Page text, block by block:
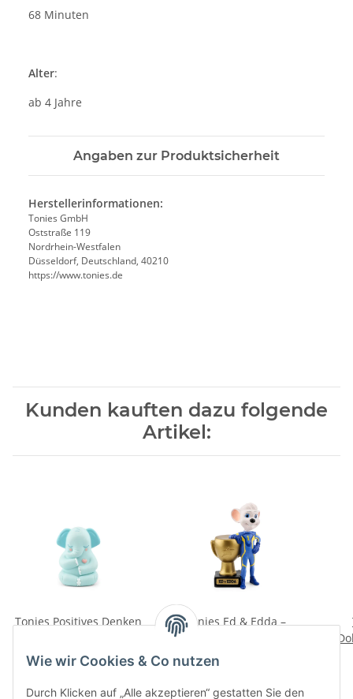
Wie wir Cookies & Co nutzen
Durch Klicken auf „Alle akzeptieren“ gestatten Sie den
68 Minuten
Alter:
ab 4 Jahre
Angaben zur Produktsicherheit
Herstellerinformationen:
Tonies GmbH
Oststraße 119
Nordrhein-Westfalen
Düsseldorf, Deutschland, 40210
https://www.tonies.de
Kunden kauften dazu folgende
Artikel:
Tonies Positives Denken
Geschichten für mehr
Selbstsicherheit und
Achtsamkeit
16,99 € *
Tonies Ed & Edda –
Grand Prix of Europe
16,99 €